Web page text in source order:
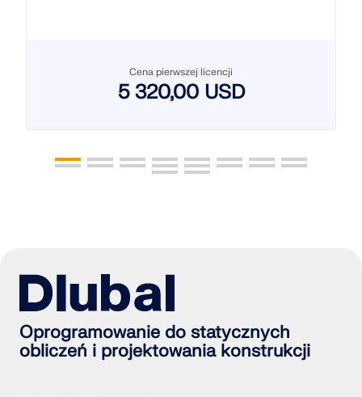
Cena pierwszej licencji
5 320,00 USD
Oprogramowanie do statycznych
obliczeń i projektowania konstrukcji